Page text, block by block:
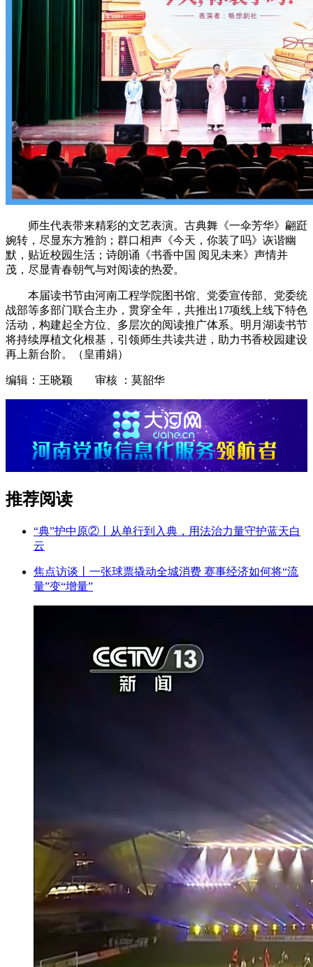
师生代表带来精彩的文艺表演。古典舞《一伞芳华》翩跹
婉转，尽显东方雅韵；群口相声《今天，你装了吗》诙谐幽
默，贴近校园生活；诗朗诵《书香中国 阅见未来》声情并
茂，尽显青春朝气与对阅读的热爱。
本届读书节由河南工程学院图书馆、党委宣传部、党委统
战部等多部门联合主办，贯穿全年，共推出17项线上线下特色
活动，构建起全方位、多层次的阅读推广体系。明月湖读书节
将持续厚植文化根基，引领师生共读共进，助力书香校园建设
再上新台阶。（皇甫娟）
编辑：王晓颖 审核 ：莫韶华
推荐阅读
“典”护中原②‌丨从单行到入典，用法治力量守护蓝天白
云
焦点访谈丨一张球票撬动全城消费 赛事经济如何将“流
量”变“增量”